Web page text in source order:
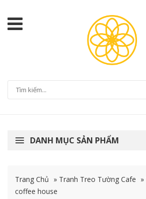
DANH MỤC SẢN PHẨM
Trang Chủ » Tranh Treo Tường Cafe »
coffee house